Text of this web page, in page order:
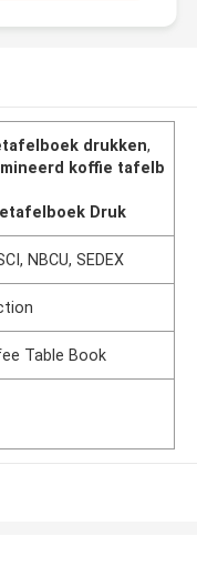
drukken,
koffie tafelb
Druk
NBCU, SEDEX
Table Book